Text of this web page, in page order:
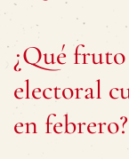
¿Qué
electoral
en febrero?